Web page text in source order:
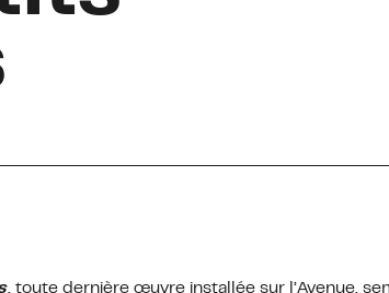
, toute dernière œuvre installée sur l’Avenue,